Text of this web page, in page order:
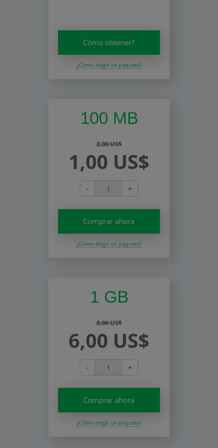
Cómo obtener?
¿Cómo elegir un paquete?
100 MB
2,00 US$
1,00 US$
- +
Comprar ahora
¿Cómo elegir un paquete?
1 GB
8,00 US$
6,00 US$
- +
Comprar ahora
¿Cómo elegir un paquete?